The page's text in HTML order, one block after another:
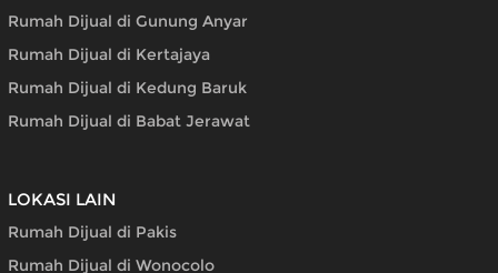
Rumah Dijual di Gunung Anyar
Rumah Dijual di Kertajaya
Rumah Dijual di Kedung Baruk
Rumah Dijual di Babat Jerawat
LOKASI LAIN
Rumah Dijual di Pakis
Rumah Dijual di Wonocolo